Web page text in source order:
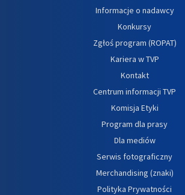
Informacje o nadawcy
Konkursy
Zgłoś program (ROPAT)
Kariera w TVP
Kontakt
Centrum informacji TVP
Komisja Etyki
Program dla prasy
Dla mediów
Serwis fotograficzny
Merchandising (znaki)
Polityka Prywatności